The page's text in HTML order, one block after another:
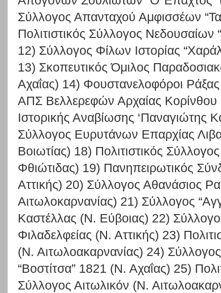
Σύλλογος Απανταχού Αμφισσέων
Πολιτιστικός Σύλλογος
12) Σύλλογος Φίλων Ιστορίας
13) Σκοπευτικός Όμιλος
Αχαΐας) 14) Φουστανελοφόροι
ΑΠΣ Βελλερεφών Αρχαίας
Ιστορικής Αναβίωσης ‘Παναγιώτης
Σύλλογος Ευρυτάνων Επαρχίας
Βοιωτίας) 18) Πολιτιστικός
Φθιώτιδας) 19) Πανηπειρωτικός
Αττικής) 20) Σύλλογος Αθανάσιος
Αιτωλοκαρνανίας) 21) Σύλλογος
Καστέλλας (Ν. Εύβοιας) 22)
Φιλαδελφείας (Ν. Αττικής) 23)
(Ν. Αιτωλοακαρνανίας) 24)
“Βοστίτσα” 1821 (Ν. Αχαΐας) 25)
Σύλλογος Αιτωλικόν (Ν.